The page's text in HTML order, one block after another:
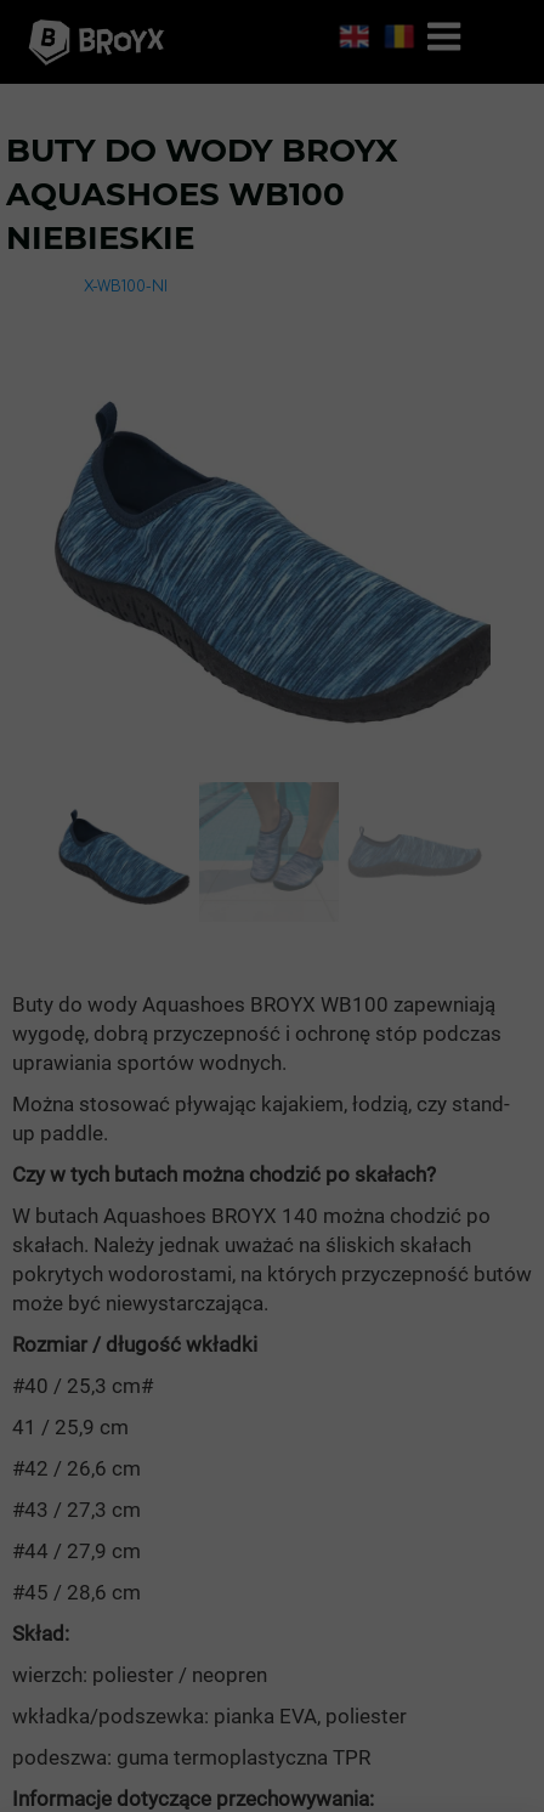
X-WB100-NI
BUTY DO WODY BROYX
AQUASHOES WB100
NIEBIESKIE
Buty do wody Aquashoes BROYX WB100 zapewniają
wygodę, dobrą przyczepność i ochronę stóp podczas
uprawiania sportów wodnych.
Można stosować pływając kajakiem, łodzią, czy stand-
up paddle.
Czy w tych butach można chodzić po skałach?
W butach Aquashoes BROYX 140 można chodzić po
skałach. Należy jednak uważać na śliskich skałach
pokrytych wodorostami, na których przyczepność butów
może być niewystarczająca.
Rozmiar / długość wkładki
#40 / 25,3 cm#
41 / 25,9 cm
#42 / 26,6 cm
#43 / 27,3 cm
#44 / 27,9 cm
#45 / 28,6 cm
Skład:
wierzch: poliester / neopren
wkładka/podszewka: pianka EVA, poliester
podeszwa: guma termoplastyczna TPR
Informacje dotyczące przechowywania: